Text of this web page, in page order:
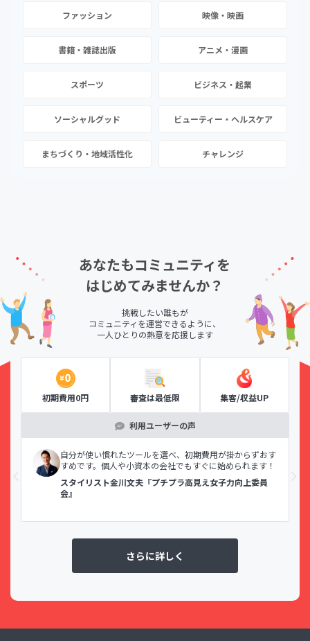
ファッション 映像・映画
書籍・雑誌出版 アニメ・漫画
スポーツ ビジネス・起業
ソーシャルグッド ビューティー・ヘルスケア
まちづくり・地域活性化 チャレンジ
あなたもコミュニティを
はじめてみませんか？
挑戦したい誰もが
コミュニティを運営できるように、
一人ひとりの熱意を応援します
初期費用0円 審査は最低限 集客/収益UP
利用ユーザーの声
自分が使い慣れたツールを選べ、初期費用が掛からずおす
すめです。個人や小資本の会社でもすぐに始められます！
スタイリスト金川文夫『プチプラ高見え女子力向上委員
会』
さらに詳しく